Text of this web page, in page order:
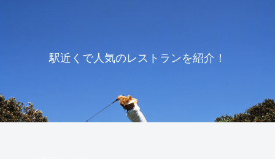
駅近くで人気のレストランを紹介！